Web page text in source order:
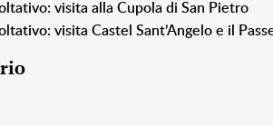
visita alla Cupola di San Pietro
visita Castel Sant’Angelo e il